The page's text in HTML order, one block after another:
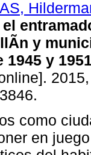
y
1945 y 1951
como
en